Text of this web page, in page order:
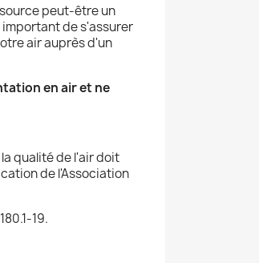
peut-être un
de s'assurer
air auprès d'un
en air et ne
qualité de l'air doit
de l'Association
19.